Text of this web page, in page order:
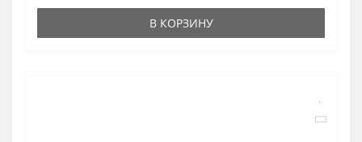
В КОРЗИНУ